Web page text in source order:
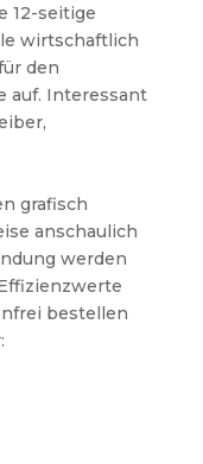
12-seitige
wirtschaftlich
den
auf. Interessant
grafisch
anschaulich
werden
bestellen